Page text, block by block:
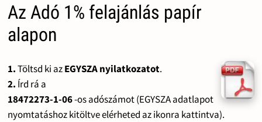
Az Adó 1% felajánlás papír
alapon
1.Töltsd ki azEGYSZA nyilatkozatot.
2. Írd rá a
18472273-1-06-os adószámot (EGYSZA adatlapot
nyomtatáshoz kitöltve elérheted az ikonra kattintva).